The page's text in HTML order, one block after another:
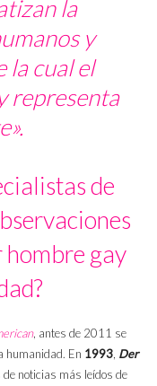
la
y
la cual el
representa
».
de
gay
, antes de 2011 se
humanidad. En 1993, Der
noticias más leídos de